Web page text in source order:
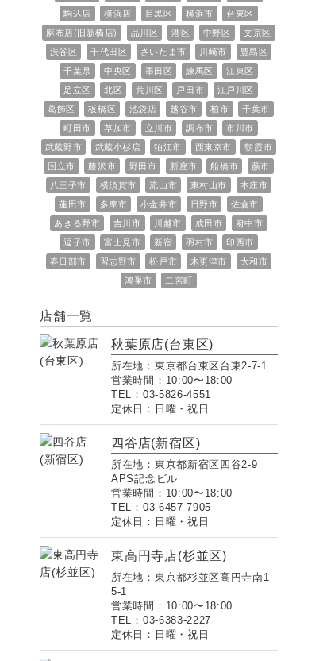
駒込店
横浜店 目黒区 横浜市
台東区
麻布店(旧新橋店)
品川区 港区 中野区
文京区
渋谷区
千代田区 さいたま市 川崎市
豊島区
千葉県
中央区 墨田区 練馬区
江東区
足立区
北区 荒川区 戸田市
江戸川区
葛飾区
板橋区 池袋店 越谷市 柏市
千葉市
町田市
草加市 立川市 調布市
市川市
武蔵野市
武蔵小杉店 狛江市 西東京市
朝霞市
国立市
藤沢市 野田市 新座市 船橋市
蕨市
八王子市
横須賀市 流山市 東村山市
本庄市
蓮田市
多摩市 小金井市 日野市
佐倉市
あきる野市
吉川市 川越市 成田市
府中市
逗子市
富士見市 新宿 羽村市
印西市
春日部市
習志野市 松戸市 木更津市
大和市
鴻巣市
二宮町
店舗一覧
秋葉原店(台東区)
所在地：東京都台東区台東2-7-1
営業時間：10:00〜18:00
TEL：03-5826-4551
定休日：日曜・祝日
四谷店(新宿区)
所在地：東京都新宿区四谷2-9
APS記念ビル
営業時間：10:00〜18:00
TEL：03-6457-7905
定休日：日曜・祝日
東高円寺店(杉並区)
所在地：東京都杉並区高円寺南1-
5-1
営業時間：10:00〜18:00
TEL：03-6383-2227
定休日：日曜・祝日